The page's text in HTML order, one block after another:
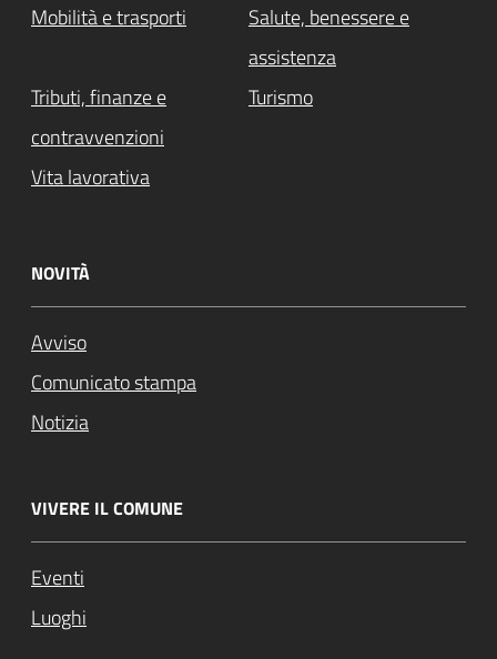
Mobilità e trasporti
Salute, benessere e
assistenza
Tributi, finanze e
contravvenzioni
Turismo
Vita lavorativa
NOVITÀ
Avviso
Comunicato stampa
Notizia
VIVERE IL COMUNE
Eventi
Luoghi